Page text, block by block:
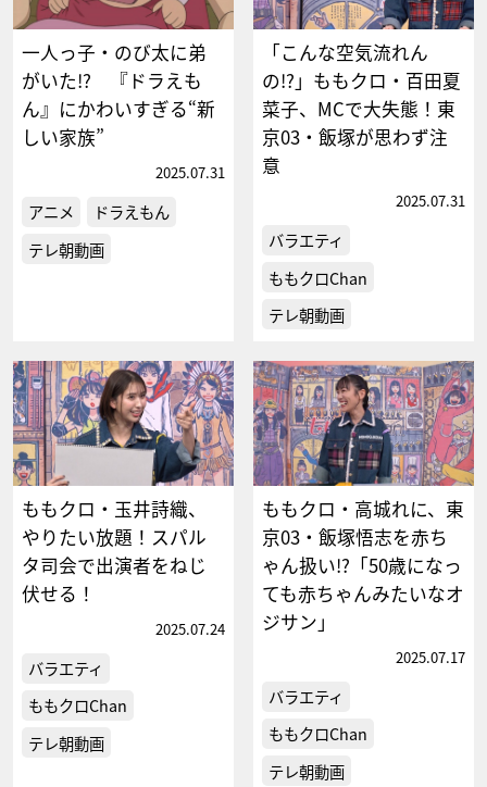
一人っ子・のび太に弟
がいた!? 『ドラえも
ん』にかわいすぎる“新
しい家族”
2025.07.31
アニメ
ドラえもん
テレ朝動画
「こんな空気流れん
の!?」ももクロ・百田夏
菜子、MCで大失態！東
京03・飯塚が思わず注
意
2025.07.31
バラエティ
ももクロChan
テレ朝動画
ももクロ・玉井詩織、
やりたい放題！スパル
タ司会で出演者をねじ
伏せる！
2025.07.24
バラエティ
ももクロChan
テレ朝動画
ももクロ・高城れに、東
京03・飯塚悟志を赤ち
ゃん扱い!?「50歳になっ
ても赤ちゃんみたいなオ
ジサン」
2025.07.17
バラエティ
ももクロChan
テレ朝動画